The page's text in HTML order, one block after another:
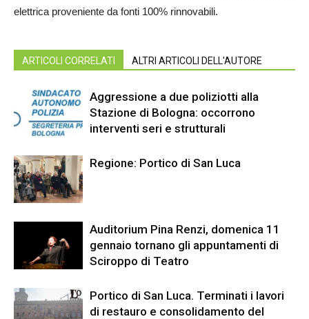
elettrica proveniente da fonti 100% rinnovabili.
ARTICOLI CORRELATI ALTRI ARTICOLI DELL'AUTORE
Aggressione a due poliziotti alla
Stazione di Bologna: occorrono
interventi seri e strutturali
Regione: Portico di San Luca
Auditorium Pina Renzi, domenica 11
gennaio tornano gli appuntamenti di
Sciroppo di Teatro
Portico di San Luca. Terminati i lavori
di restauro e consolidamento del